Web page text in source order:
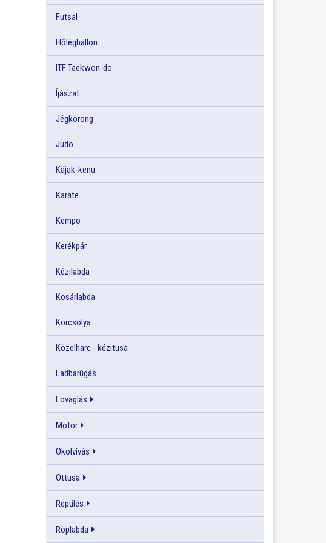
Futsal
Hőlégballon
ITF Taekwon-do
Íjászat
Jégkorong
Judo
Kajak-kenu
Karate
Kempo
Kerékpár
Kézilabda
Kosárlabda
Korcsolya
Közelharc - kézitusa
Ladbarúgás
Lovaglás
Motor
Ökölvívás
Öttusa
Repülés
Röplabda